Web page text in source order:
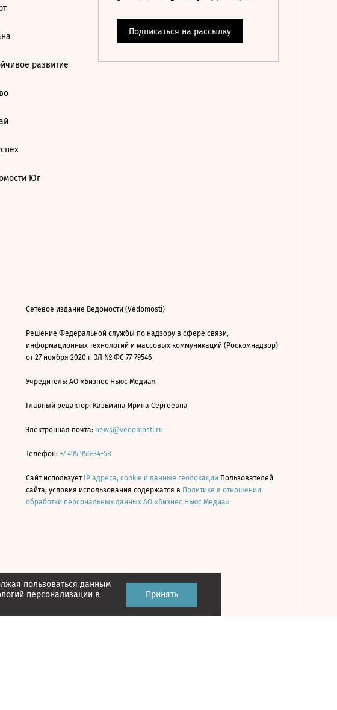
пользоваться данным
персонализации в
Принять
развитие
Юг
Сетевое издание Ведомости (Vedomosti)
Решение Федеральной службы по надзору в сфере связи,
информационных технологий и массовых коммуникаций (Роскомнадзор)
от 27 ноября 2020 г. ЭЛ № ФС 77-79546
Учредитель: АО «Бизнес Ньюс Медиа»
Главный редактор: Казьмина Ирина Сергеевна
Электронная почта: news@vedomosti.ru
Телефон: +7 495 956-34-58
Сайт использует IP адреса, cookie и данные геолокации Пользователей
сайта, условия использования содержатся в Политике в отношении
обработки персональных данных АО «Бизнес Ньюс Медиа»